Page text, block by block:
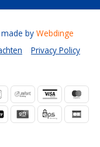
Privacy Policy
by Webdinge